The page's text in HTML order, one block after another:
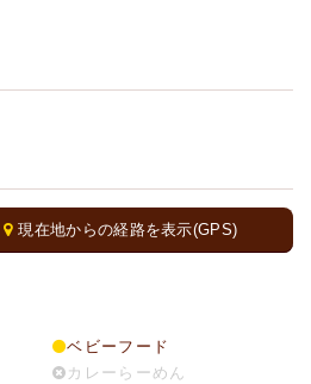
現在地からの経路を表示(GPS)
ベビーフード
カレーらーめん